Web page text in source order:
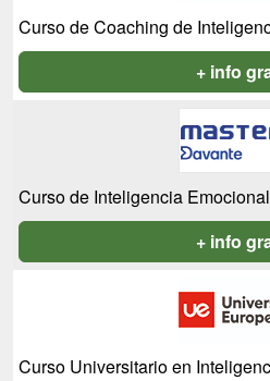
Curso de Coaching de
+ info
Curso de Inteligencia Emocional
+ info
Curso Universitario en